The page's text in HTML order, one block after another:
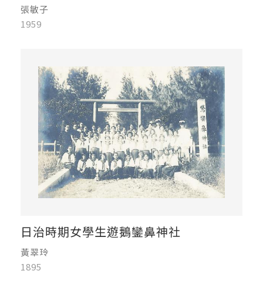
張敏子
1959
日治時期女學生遊鵝鑾鼻神社
黃翠玲
1895